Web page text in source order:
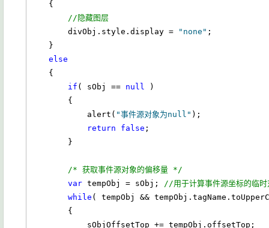
//隐藏图层
        divObj.style.display =
"none" ;
else
if ( sObj == null )
            alert(
"事件源对象为null" );
return
false ;
/* 获取事件源对象的偏移量 */
var tempObj = sObj; //用于计算事件源坐标的临时
while ( tempObj &&